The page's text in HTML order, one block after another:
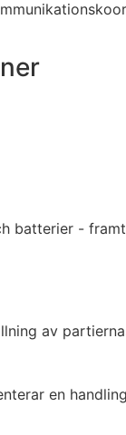
batterier -
av
en